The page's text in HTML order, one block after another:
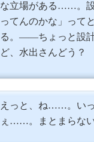
な立場がある……。
ってんのかな」って
る。――ちょっと設
ど、水出さんどう？
えっと、ね……。い
ぇ……。まとまらない